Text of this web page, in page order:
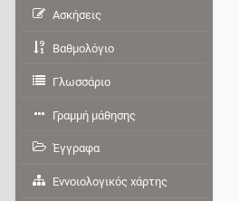
Ασκήσεις
Βαθμολόγιο
Γλωσσάριο
Γραμμή μάθησης
Έγγραφα
Εννοιολογικός χάρτης